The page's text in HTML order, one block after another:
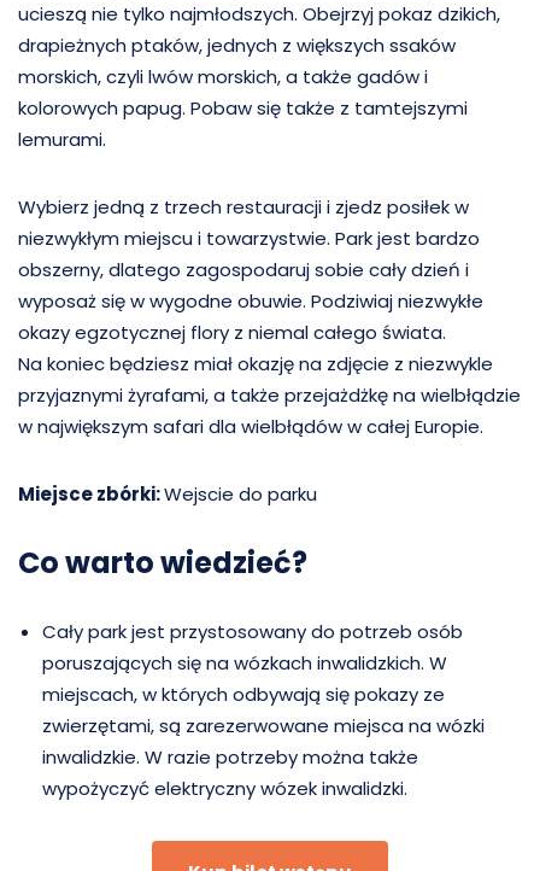
ucieszą nie tylko najmłodszych. Obejrzyj pokaz dzikich,
drapieżnych ptaków, jednych z większych ssaków
morskich, czyli lwów morskich, a także gadów i
kolorowych papug. Pobaw się także z tamtejszymi
lemurami.
Wybierz jedną z trzech restauracji i zjedz posiłek w
niezwykłym miejscu i towarzystwie. Park jest bardzo
obszerny, dlatego zagospodaruj sobie cały dzień i
wyposaż się w wygodne obuwie. Podziwiaj niezwykłe
okazy egzotycznej flory z niemal całego świata.
Na koniec będziesz miał okazję na zdjęcie z niezwykle
przyjaznymi żyrafami, a także przejażdżkę na wielbłądzie
w największym safari dla wielbłądów w całej Europie.
Miejsce zbórki:Wejscie do parku
Co warto wiedzieć?
Cały park jest przystosowany do potrzeb osób
poruszających się na wózkach inwalidzkich. W
miejscach, w których odbywają się pokazy ze
zwierzętami, są zarezerwowane miejsca na wózki
inwalidzkie. W razie potrzeby można także
wypożyczyć elektryczny wózek inwalidzki.